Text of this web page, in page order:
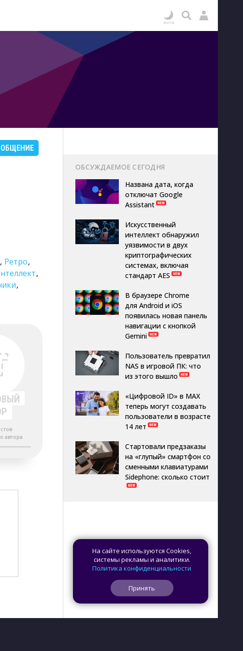
, Ретро,
,
,
автора
ОБСУЖДАЕМОЕ СЕГОДНЯ
Названа дата, когда
отключат Google
Assistant
Искусственный
интеллект обнаружил
уязвимости в двух
криптографических
системах, включая
стандарт AES
В браузере Chrome
для Android и iOS
появилась новая панель
навигации с кнопкой
Gemini
Пользователь превратил
NAS в игровой ПК: что
из этого вышло
«Цифровой ID» в MAX
теперь могут создавать
пользователи в возрасте
14 лет
Стартовали предзаказы
на «глупый» смартфон со
сменными клавиатурами
Sidephone: сколько стоит
На сайте используются Cookies,
системы рекламы и аналитики.
Политика конфиденциальности
Принять